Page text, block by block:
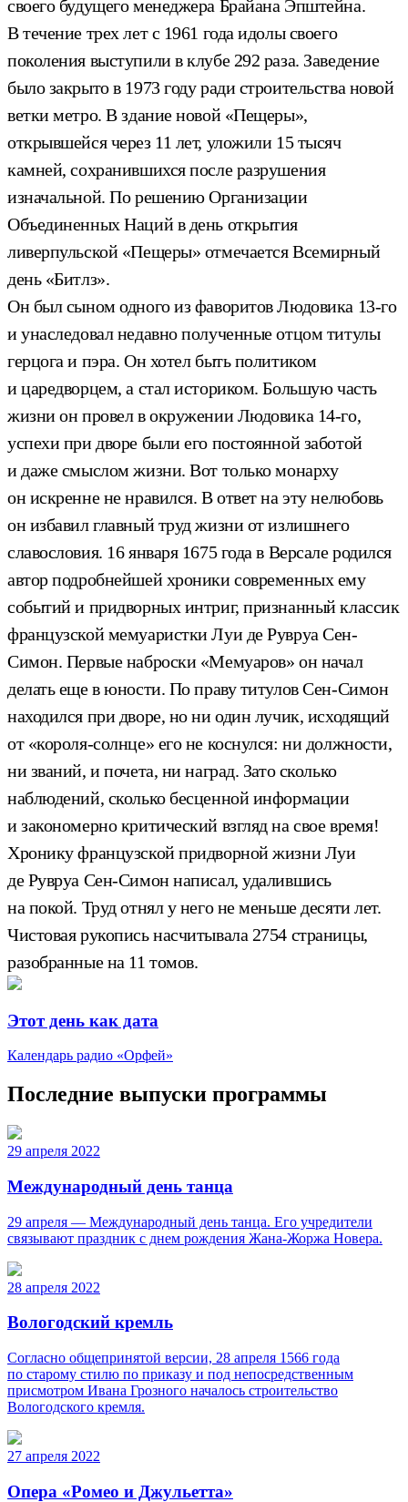
своего будущего менеджера Брайана Эпштейна.
В течение трех лет с 1961 года идолы своего
поколения выступили в клубе 292 раза. Заведение
было закрыто в 1973 году ради строительства новой
ветки метро. В здание новой «Пещеры»,
открывшейся через 11 лет, уложили 15 тысяч
камней, сохранившихся после разрушения
изначальной. По решению Организации
Объединенных Наций в день открытия
ливерпульской «Пещеры» отмечается Всемирный
день «Битлз».
Он был сыном одного из фаворитов Людовика 13-го
и унаследовал недавно полученные отцом титулы
герцога и пэра. Он хотел быть политиком
и царедворцем, а стал историком. Большую часть
жизни он провел в окружении Людовика 14-го,
успехи при дворе были его постоянной заботой
и даже смыслом жизни. Вот только монарху
он искренне не нравился. В ответ на эту нелюбовь
он избавил главный труд жизни от излишнего
славословия. 16 января 1675 года в Версале родился
автор подробнейшей хроники современных ему
событий и придворных интриг, признанный классик
французской мемуаристки Луи де Рувруа Сен-
Симон. Первые наброски «Мемуаров» он начал
делать еще в юности. По праву титулов Сен-Симон
находился при дворе, но ни один лучик, исходящий
от «короля-солнце» его не коснулся: ни должности,
ни званий, и почета, ни наград. Зато сколько
наблюдений, сколько бесценной информации
и закономерно критический взгляд на свое время!
Хронику французской придворной жизни Луи
де Рувруа Сен-Симон написал, удалившись
на покой. Труд отнял у него не меньше десяти лет.
Чистовая рукопись насчитывала 2754 страницы,
разобранные на 11 томов.
Этот день как дата
Календарь радио «Орфей»
Последние выпуски программы
29 апреля 2022
Международный день танца
29 апреля — Международный день танца. Его учредители
связывают праздник с днем рождения Жана-Жоржа Новера.
28 апреля 2022
Вологодский кремль
Согласно общепринятой версии, 28 апреля 1566 года
по старому стилю по приказу и под непосредственным
присмотром Ивана Грозного началось строительство
Вологодского кремля.
27 апреля 2022
Опера «Ромео и Джульетта»